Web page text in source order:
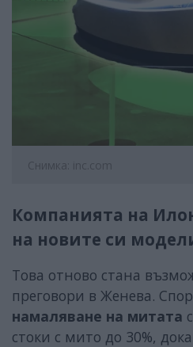
Снимка: inc.com
Компанията на
на новите си
Това отново стана
преговори в Женева.
намаляване на митата
стоки с мито до 30%,